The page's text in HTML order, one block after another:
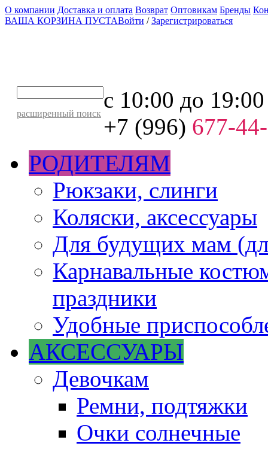
О компании Доставка и оплата Возврат Оптовикам Бренды
ВАША КОРЗИНА ПУСТАВойти /Зарегистрироваться
расширенный поиск
с 10:00 до 19:00
+7 (996) 677-
РОДИТЕЛЯМ
Рюкзаки, слинги
Коляски, аксессуары
Для будущих мам
Карнавальные
праздники
Удобные
АКСЕССУАРЫ
Девочкам
Ремни, подтяжки
Очки солнечные